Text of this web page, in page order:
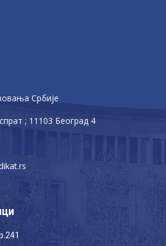
Србије
; 11103 Београд 4